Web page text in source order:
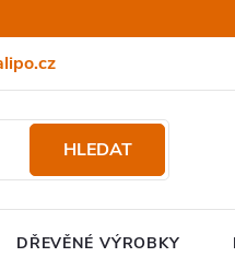
Moje objednávka
HLEDAT
DŘEVĚNÉ VÝROBKY